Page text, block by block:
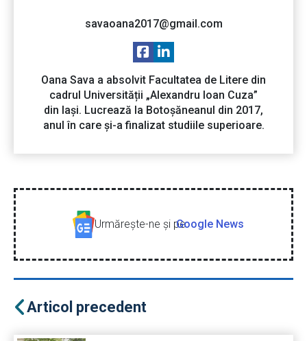
savaoana2017@gmail.com
Oana Sava a absolvit Facultatea de Litere din
cadrul Universității „Alexandru Ioan Cuza”
din Iași. Lucrează la Botoșăneanul din 2017,
anul în care și-a finalizat studiile superioare.
Urmăreşte-ne şi peGoogle News
Articol precedent